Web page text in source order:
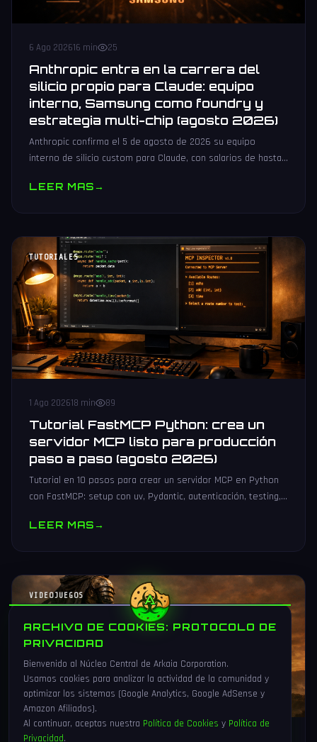
6 Ago 202616 min 25
Anthropic entra en la carrera del
silicio propio para Claude: equipo
interno, Samsung como foundry y
estrategia multi-chip (agosto 2026)
Anthropic confirma el 5 de agosto de 2026 su equipo
interno de silicio custom para Claude, con salarios de hasta
estrategia multi-chip.
LEER MAS→
TUTORIALES
1 Ago 202618 min 89
Tutorial FastMCP Python: crea un
servidor MCP listo para producción
paso a paso (agosto 2026)
Tutorial en 10 pasos para crear un servidor MCP en Python
con FastMCP: setup con uv, Pydantic, autenticación, testing,
LEER MAS→
VIDEOJUEGOS
ARCHIVO DE COOKIES: PROTOCOLO DE
PRIVACIDAD
Bienvenido al Núcleo Central de Arkaia Corporation.
Usamos cookies para analizar la actividad de la comunidad y
optimizar los sistemas (Google Analytics, Google AdSense y
Amazon Afiliados).
Al continuar, aceptas nuestra Política de Cookies y Política de
Privacidad.